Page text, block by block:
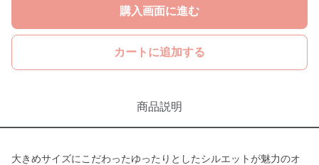
購入画面に進む
カートに追加する
商品説明
大きめサイズにこだわったゆったりとしたシルエットが魅力のオ